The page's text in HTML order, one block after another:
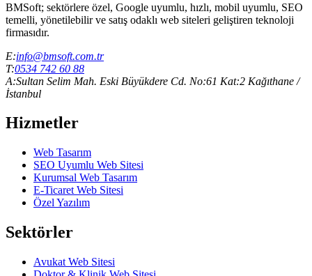
BMSoft; sektörlere özel, Google uyumlu, hızlı, mobil uyumlu, SEO
temelli, yönetilebilir ve satış odaklı web siteleri geliştiren teknoloji
firmasıdır.
E:info@bmsoft.com.tr
T:0534 742 60 88
A:Sultan Selim Mah. Eski Büyükdere Cd. No:61 Kat:2 Kağıthane /
İstanbul
Hizmetler
Web Tasarım
SEO Uyumlu Web Sitesi
Kurumsal Web Tasarım
E-Ticaret Web Sitesi
Özel Yazılım
Sektörler
Avukat Web Sitesi